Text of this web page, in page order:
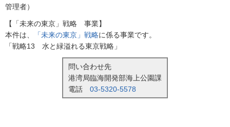
管理者）
【「未来の東京」戦略 事業】
本件は、
「未来の東京」戦略に係る事業です。
「戦略13 水と緑溢れる東京戦略」
問い合わせ先
港湾局臨海開発部海上公園課
電話 03-5320-5578